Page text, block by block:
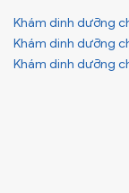
Khám dinh dưỡng
Khám dinh dưỡng
Khám dinh dưỡng